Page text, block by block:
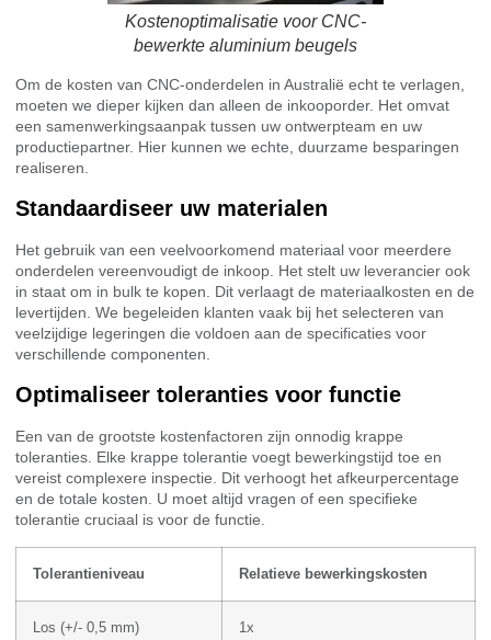
Kostenoptimalisatie voor CNC-
bewerkte aluminium beugels
Om de kosten van CNC-onderdelen in Australië echt te verlagen,
moeten we dieper kijken dan alleen de inkooporder. Het omvat
een samenwerkingsaanpak tussen uw ontwerpteam en uw
productiepartner. Hier kunnen we echte, duurzame besparingen
realiseren.
Standaardiseer uw materialen
Het gebruik van een veelvoorkomend materiaal voor meerdere
onderdelen vereenvoudigt de inkoop. Het stelt uw leverancier ook
in staat om in bulk te kopen. Dit verlaagt de materiaalkosten en de
levertijden. We begeleiden klanten vaak bij het selecteren van
veelzijdige legeringen die voldoen aan de specificaties voor
verschillende componenten.
Optimaliseer toleranties voor functie
Een van de grootste kostenfactoren zijn onnodig krappe
toleranties. Elke krappe tolerantie voegt bewerkingstijd toe en
vereist complexere inspectie. Dit verhoogt het afkeurpercentage
en de totale kosten. U moet altijd vragen of een specifieke
tolerantie cruciaal is voor de functie.
Tolerantieniveau Relatieve bewerkingskosten
Los (+/- 0,5 mm) 1x